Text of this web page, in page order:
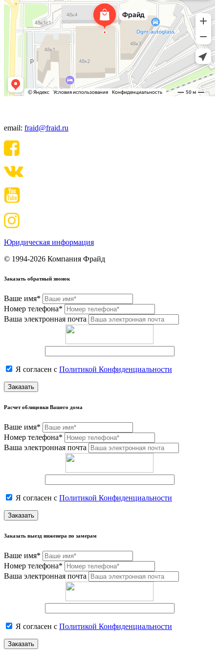
email: fraid@fraid.ru
Юридическая информация
© 1994-2026 Компания Фрайд
Заказать обратный звонок
Ваше имя*
Номер телефона*
Ваша электронная почта
Я согласен с Политикой Конфиденциальности
Заказать
Расчет облицовки Вашего дома
Ваше имя*
Номер телефона*
Ваша электронная почта
Я согласен с Политикой Конфиденциальности
Заказать
Заказать выезд инженера по замерам
Ваше имя*
Номер телефона*
Ваша электронная почта
Я согласен с Политикой Конфиденциальности
Заказать